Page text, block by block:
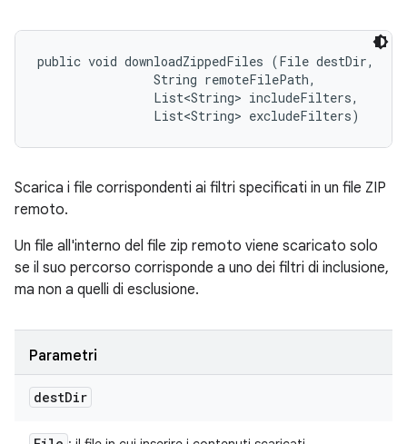
public void downloadZippedFiles (File destDir,
                String remoteFilePath,
                List<String> includeFilters,
                List<String> excludeFilters)
Scarica i file corrispondenti ai filtri specificati in un file ZIP
remoto.
Un file all'interno del file zip remoto viene scaricato solo
se il suo percorso corrisponde a uno dei filtri di inclusione,
ma non a quelli di esclusione.
Parametri
destDir